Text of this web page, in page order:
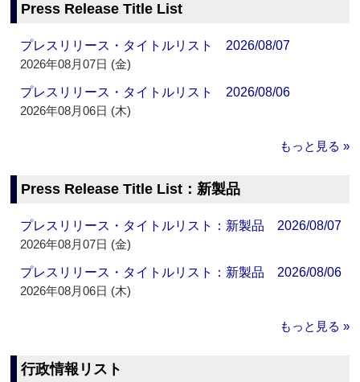
Press Release Title List
プレスリリース・タイトルリスト 2026/08/07
2026年08月07日 (金)
プレスリリース・タイトルリスト 2026/08/06
2026年08月06日 (木)
もっと見る »
Press Release Title List：新製品
プレスリリース・タイトルリスト：新製品 2026/08/07
2026年08月07日 (金)
プレスリリース・タイトルリスト：新製品 2026/08/06
2026年08月06日 (木)
もっと見る »
行政情報リスト